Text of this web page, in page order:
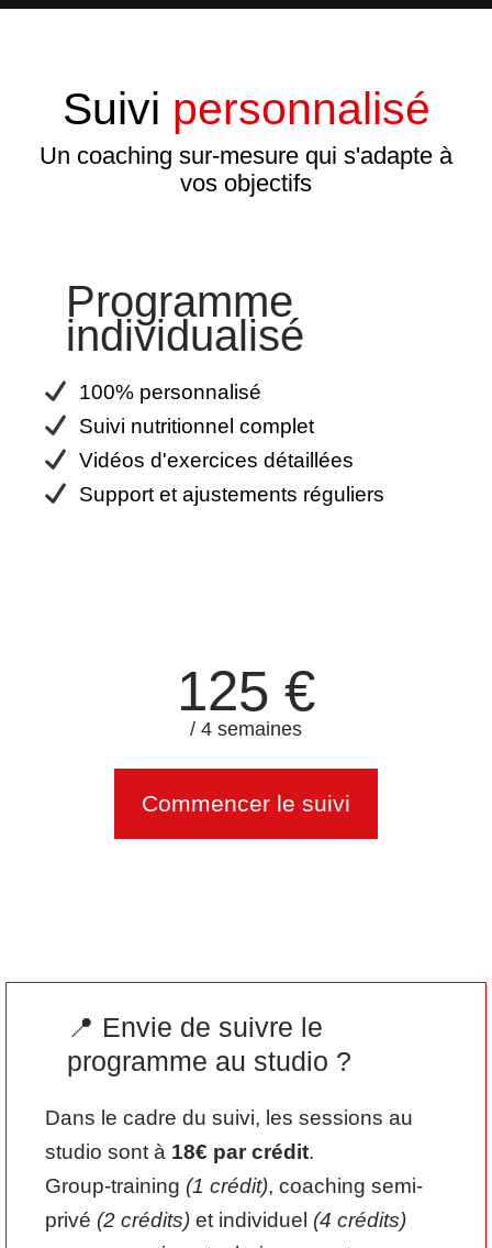
Suivi personnalisé
Un coaching sur-mesure qui s'adapte à
vos objectifs
Programme
individualisé
100% personnalisé
Suivi nutritionnel complet
Vidéos d'exercices détaillées
Support et ajustements réguliers
125 €
/ 4 semaines
Commencer le suivi
📍 Envie de suivre le
programme au studio ?
Dans le cadre du suivi, les sessions au
studio sont à 18€ par crédit.
Group-training (1 crédit), coaching semi-
privé (2 crédits)et individuel (4 crédits)